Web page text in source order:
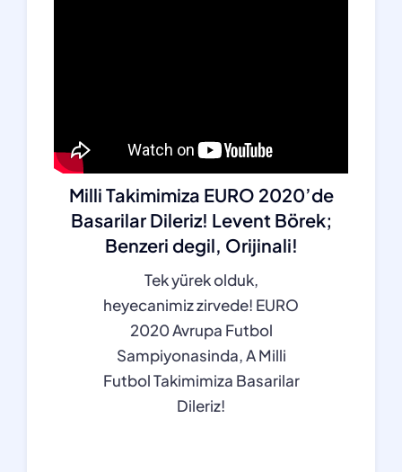
Milli Takimimiza EURO 2020’de
Basarilar Dileriz! Levent Börek;
Benzeri degil, Orijinali!
Tek yürek olduk,
heyecanimiz zirvede! EURO
2020 Avrupa Futbol
Sampiyonasinda, A Milli
Futbol Takimimiza Basarilar
Dileriz!